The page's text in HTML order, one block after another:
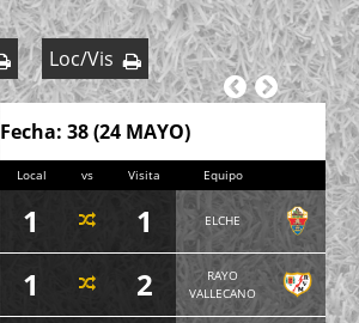
Loc/Vis
Fecha: 38 (24 MAYO)
Local vs Visita Equipo
1 1 ELCHE
1 2
RAYO
VALLECANO